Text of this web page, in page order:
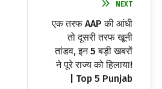
NEXT
एक तरफ AAP की आंधी
तो दूसरी तरफ खूनी
तांडव, इन 5 बड़ी खबरों
ने पूरे राज्य को हिलाया!
| Top 5 Punjab